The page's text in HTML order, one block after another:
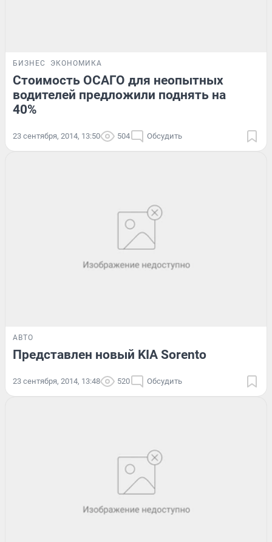
БИЗНЕС ЭКОНОМИКА
Стоимость ОСАГО для неопытных
водителей предложили поднять на
40%
23 сентября, 2014, 13:50 504 Обсудить
АВТО
Представлен новый KIA Sorento
23 сентября, 2014, 13:48 520 Обсудить